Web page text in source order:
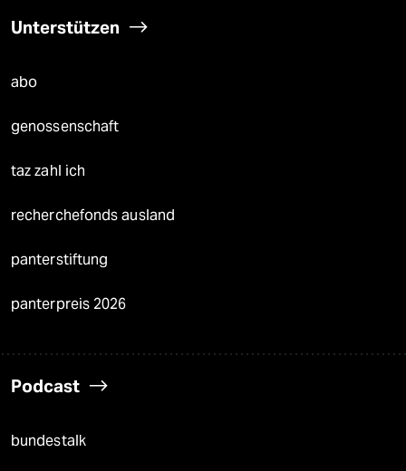
Unterstützen
abo
genossenschaft
taz zahl ich
recherchefonds ausland
panterstiftung
panterpreis 2026
Podcast
bundestalk